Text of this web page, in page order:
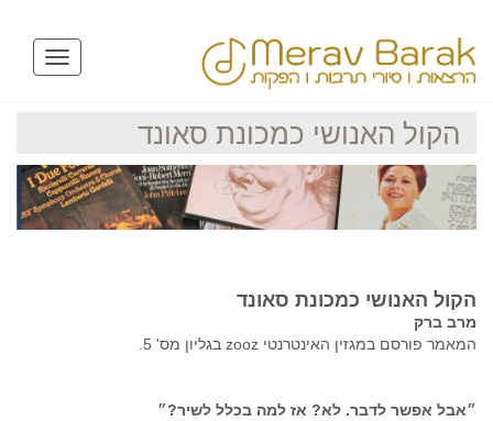
Toggle
הקול האנושי כמכונת סאונד
הקול האנושי כמכונת סאונד
מרב ברק
המאמר פורסם במגזין האינטרנטי zooz בגליון מס' 5.
״אבל אפשר לדבר. לא? אז למה בכלל לשיר?״